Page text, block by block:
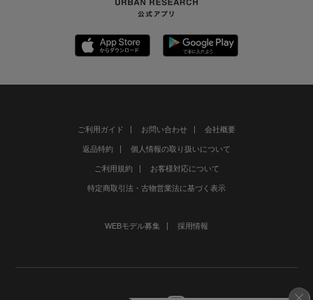
ご利用ガイド お問い合わせ 会社概要
返品特約 個人情報の取り扱いについて
ご利用規約 お客様対応について
特定商取引法・古物営業法に基づく表示
WEBモデル募集 採用情報